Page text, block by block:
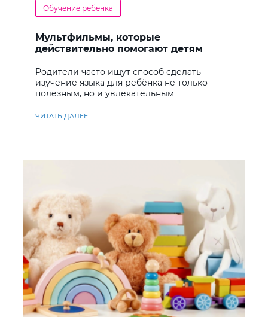
Обучение ребенка
Мультфильмы, которые
действительно помогают детям
Родители часто ищут способ сделать
изучение языка для ребёнка не только
полезным, но и увлекательным
ЧИТАТЬ ДАЛЕЕ